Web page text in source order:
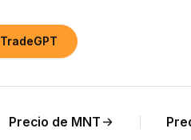
Precio de MNT